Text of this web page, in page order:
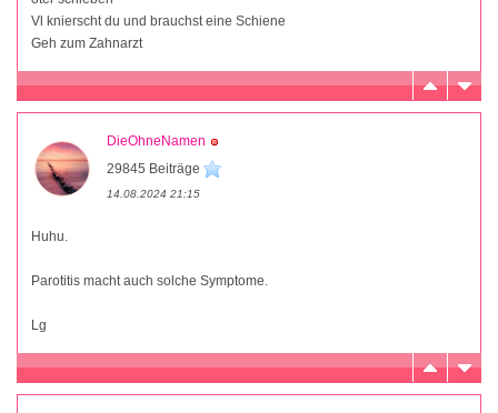
Vl knierscht du und brauchst eine Schiene
Geh zum Zahnarzt
DieOhneNamen
29845 Beiträge
14.08.2024 21:15
Huhu.
Parotitis macht auch solche Symptome.
Lg